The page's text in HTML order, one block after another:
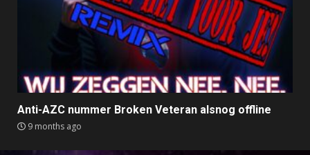
Anti-AZC nummer Broken Veteran alsnog offline
9 months ago